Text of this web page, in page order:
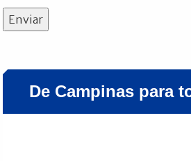
Enviar
De Campinas para